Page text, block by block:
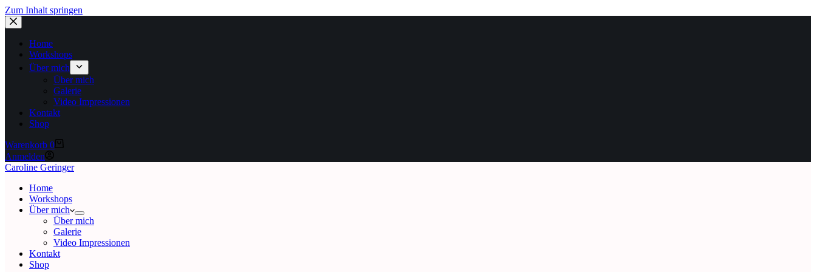
Zum Inhalt springen
Home
Workshops
Über mich
Über mich
Galerie
Video Impressionen
Kontakt
Shop
Warenkorb 0
Anmelden
Caroline Geringer
Home
Workshops
Über mich
Über mich
Galerie
Video Impressionen
Kontakt
Shop